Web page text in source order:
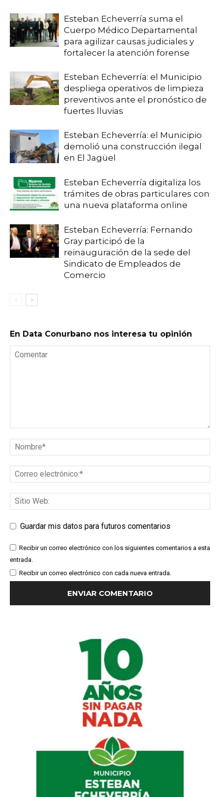
Esteban Echeverría suma el
Cuerpo Médico Departamental
para agilizar causas judiciales y
fortalecer la atención forense
Esteban Echeverría: el Municipio
despliega operativos de limpieza
preventivos ante el pronóstico de
fuertes lluvias
Esteban Echeverría: el Municipio
demolió una construcción ilegal
en El Jagüel
Esteban Echeverría digitaliza los
trámites de obras particulares con
una nueva plataforma online
Esteban Echeverría: Fernando
Gray participó de la
reinauguración de la sede del
Sindicato de Empleados de
Comercio
En Data Conurbano nos interesa tu opinión
Guardar mis datos para futuros comentarios
Recibir un correo electrónico con los siguientes comentarios a esta
entrada.
Recibir un correo electrónico con cada nueva entrada.